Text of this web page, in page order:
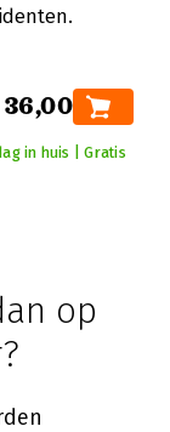
in huis | Gratis
op